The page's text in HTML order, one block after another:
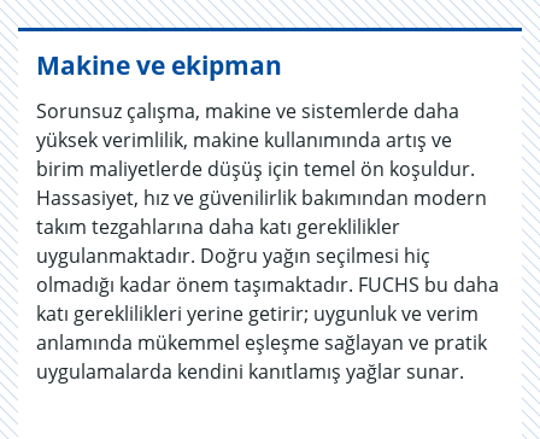
Makine ve ekipman
Sorunsuz çalışma, makine ve sistemlerde daha
yüksek verimlilik, makine kullanımında artış ve
birim maliyetlerde düşüş için temel ön koşuldur.
Hassasiyet, hız ve güvenilirlik bakımından modern
takım tezgahlarına daha katı gereklilikler
uygulanmaktadır. Doğru yağın seçilmesi hiç
olmadığı kadar önem taşımaktadır. FUCHS bu daha
katı gereklilikleri yerine getirir; uygunluk ve verim
anlamında mükemmel eşleşme sağlayan ve pratik
uygulamalarda kendini kanıtlamış yağlar sunar.